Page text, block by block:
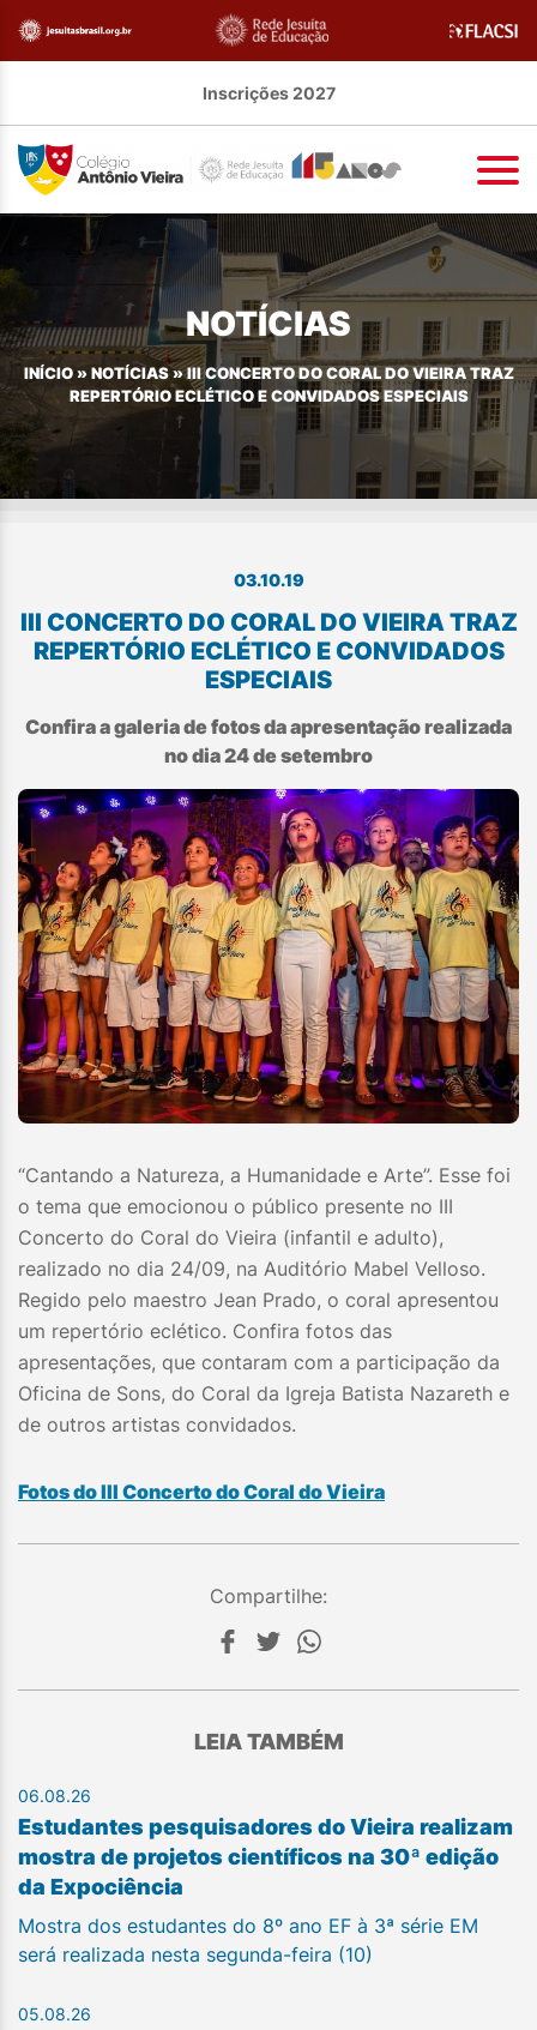
Inscrições 2027
NOTÍCIAS
INÍCIO» NOTÍCIAS»III CONCERTO DO CORAL DO VIEIRA TRAZ
REPERTÓRIO ECLÉTICO E CONVIDADOS ESPECIAIS
03.10.19
III CONCERTO DO CORAL DO VIEIRA TRAZ
REPERTÓRIO ECLÉTICO E CONVIDADOS
ESPECIAIS
Confira a galeria de fotos da apresentação realizada
no dia 24 de setembro
“Cantando a Natureza, a Humanidade e Arte”. Esse foi
o tema que emocionou o público presente no III
Concerto do Coral do Vieira (infantil e adulto),
realizado no dia 24/09, na Auditório Mabel Velloso.
Regido pelo maestro Jean Prado, o coral apresentou
um repertório eclético. Confira fotos das
apresentações, que contaram com a participação da
Oficina de Sons, do Coral da Igreja Batista Nazareth e
de outros artistas convidados.
Fotos do III Concerto do Coral do Vieira
Compartilhe:
LEIA TAMBÉM
06.08.26
Estudantes pesquisadores do Vieira realizam
mostra de projetos científicos na 30ª edição
da Expociência
Mostra dos estudantes do 8º ano EF à 3ª série EM
será realizada nesta segunda-feira (10)
05.08.26